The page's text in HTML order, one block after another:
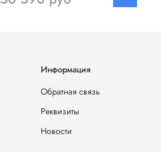
Информация
Обратная связь
Реквизиты
Новости